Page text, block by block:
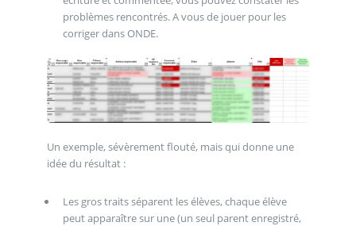
problèmes rencontrés. A vous de jouer pour les
corriger dans ONDE.
Un exemple, sévèrement flouté, mais qui donne une
idée du résultat :
Les gros traits séparent les élèves, chaque élève
peut apparaître sur une (un seul parent enregistré,